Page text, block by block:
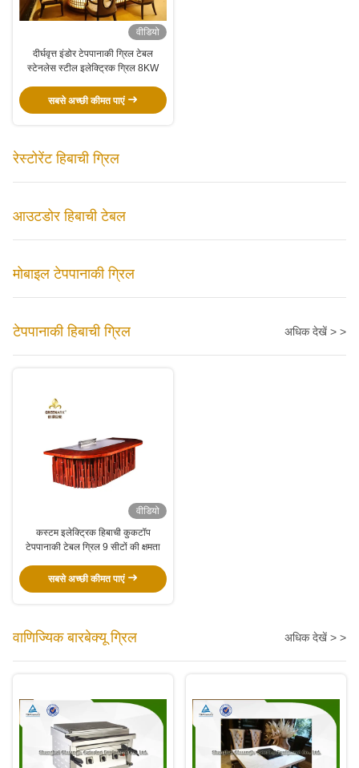
वीडियो
दीर्घवृत्त इंडोर टेपपानाकी ग्रिल टेबल
स्टेनलेस स्टील इलेक्ट्रिक ग्रिल 8KW
सबसे अच्छी कीमत पाएं
रेस्टोरेंट हिबाची ग्रिल
आउटडोर हिबाची टेबल
मोबाइल टेपपानाकी ग्रिल
टेपपानाकी हिबाची ग्रिल अधिक देखें > >
वीडियो
कस्टम इलेक्ट्रिक हिबाची कुकटॉप
टेपपानाकी टेबल ग्रिल 9 सीटों की क्षमता
सबसे अच्छी कीमत पाएं
वाणिज्यिक बारबेक्यू ग्रिल अधिक देखें > >